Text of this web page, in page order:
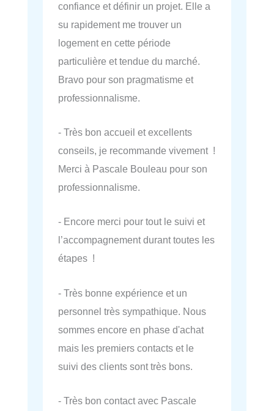
confiance et définir un projet. Elle a
su rapidement me trouver un
logement en cette période
particulière et tendue du marché.
Bravo pour son pragmatisme et
professionnalisme.
- Très bon accueil et excellents
conseils, je recommande vivement !
Merci à Pascale Bouleau pour son
professionnalisme.
- Encore merci pour tout le suivi et
l’accompagnement durant toutes les
étapes !
- Très bonne expérience et un
personnel très sympathique. Nous
sommes encore en phase d'achat
mais les premiers contacts et le
suivi des clients sont très bons.
- Très bon contact avec Pascale